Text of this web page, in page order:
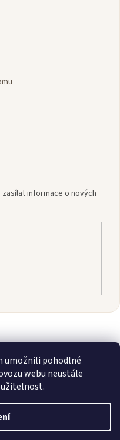
umožnili pohodlné
webu neustále
informace o nových